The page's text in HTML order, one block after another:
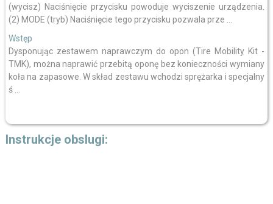
(wycisz) Naciśnięcie przycisku powoduje wyciszenie urządzenia.
(2) MODE (tryb) Naciśnięcie tego przycisku pozwala prze ...
Wstęp
Dysponując zestawem naprawczym do opon (Tire Mobility Kit -
TMK), można naprawić przebitą oponę bez konieczności wymiany
koła na zapasowe. W skład zestawu wchodzi sprężarka i specjalny
ś ...
Instrukcje obslugi: